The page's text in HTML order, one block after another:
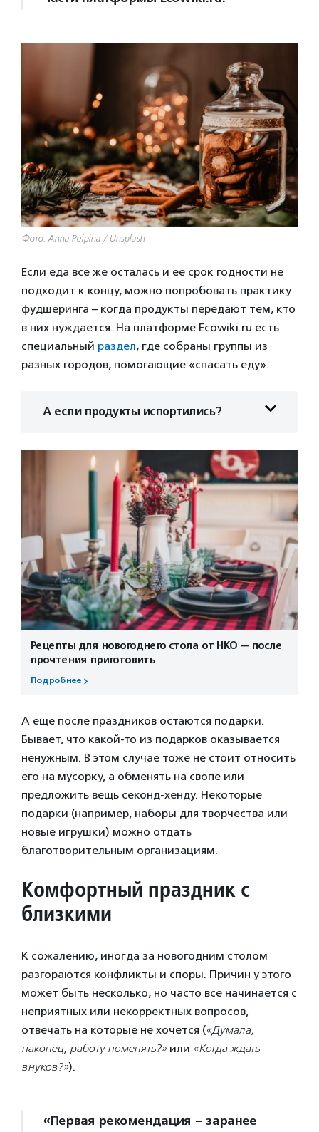
Фото: Anna Peipina / Unsplash
Если еда все же осталась и ее срок годности не
подходит к концу, можно попробовать практику
фудшеринга – когда продукты передают тем, кто
в них нуждается. На платформе Ecowiki.ru есть
специальный раздел, где собраны группы из
разных городов, помогающие «спасать еду».
А если продукты испортились?
Рецепты для новогоднего стола от НКО — после
прочтения приготовить
Подробнее
А еще после праздников остаются подарки.
Бывает, что какой-то из подарков оказывается
ненужным. В этом случае тоже не стоит относить
его на мусорку, а обменять на свопе или
предложить вещь секонд-хенду. Некоторые
подарки (например, наборы для творчества или
новые игрушки) можно отдать
благотворительным организациям.
Комфортный праздник с
близкими
К сожалению, иногда за новогодним столом
разгораются конфликты и споры. Причин у этого
может быть несколько, но часто все начинается с
неприятных или некорректных вопросов,
отвечать на которые не хочется («Думала,
наконец, работу поменять?» или «Когда ждать
внуков?»).
«Первая рекомендация – заранее